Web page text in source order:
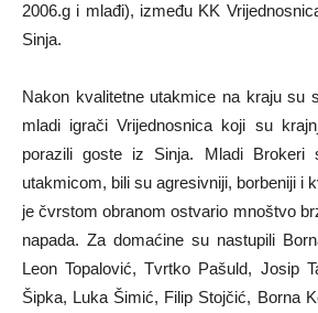
2006.g i mlađi), između KK
Sinja.
Nakon kvalitetne utakmice na kraju su
mladi igrači Vrijednosnica koji su
porazili goste iz Sinja. Mladi Brokeri
utakmicom, bili su agresivniji, borbeniji i
je čvrstom obranom ostvario mnoštvo
napada. Za domaćine su nastupili
Leon Topalović, Tvrtko Pašuld, Josip
Šipka, Luka Šimić, Filip Stojčić, Borna